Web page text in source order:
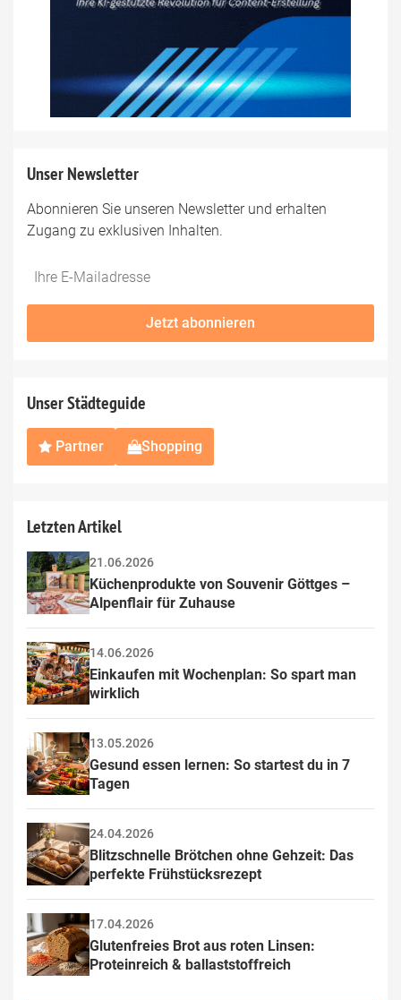
Unser Newsletter
Abonnieren Sie unseren Newsletter und erhalten
Zugang zu exklusiven Inhalten.
Do
*Ihre
Jetzt abonnieren
Unser Städteguide
Partner Shopping
Letzten Artikel
21.06.2026
Küchenprodukte von Souvenir Göttges –
Alpenflair für Zuhause
14.06.2026
Einkaufen mit Wochenplan: So spart man
wirklich
13.05.2026
Gesund essen lernen: So startest du in 7
Tagen
24.04.2026
Blitzschnelle Brötchen ohne Gehzeit: Das
perfekte Frühstücksrezept
17.04.2026
Glutenfreies Brot aus roten Linsen:
Proteinreich & ballaststoffreich